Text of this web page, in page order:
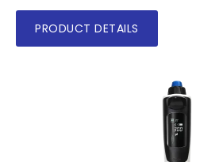
PRODUCT DETAILS